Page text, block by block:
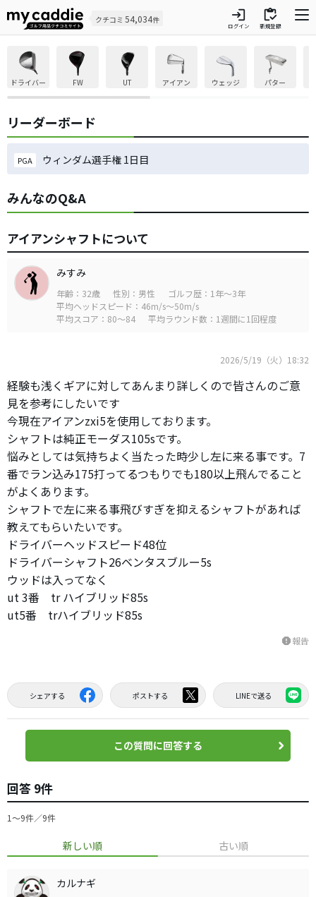
クチコミ 54,034件 login
ログイン
inventory
新規登録
ドライバー FW UT アイアン ウェッジ パター
リーダーボード
PGA ウィンダム選手権 1日目
みんなのQ&A
アイアンシャフトについて
みすみ
年齢：32歳 性別：男性
ゴルフ歴：1年～3年
平均ヘッドスピード：46m/s～50m/s
平均スコア：80～84
平均ラウンド数：1週間に1回程度
2026/5/19（火）18:32
経験も浅くギアに対してあんまり詳しくので皆さんのご意
見を参考にしたいです
今現在アイアンzxi5を使用しております。
シャフトは純正モーダス105sです。
悩みとしては気持ちよく当たった時少し左に来る事です。7
番でラン込み175打ってるつもりでも180以上飛んでること
がよくあります。
シャフトで左に来る事飛びすぎを抑えるシャフトがあれば
教えてもらいたいです。
ドライバーヘッドスピード48位
ドライバーシャフト26ベンタスブルー5s
ウッドは入ってなく
ut 3番 tr ハイブリッド85s
ut5番 trハイブリッド85s
report報告
シェアする ポストする LINEで送る
この質問に回答する
回答 9件
1〜9件／9件
新しい順 古い順
カルナギ